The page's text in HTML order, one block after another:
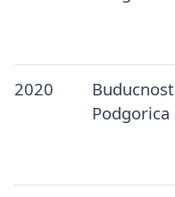
2020
Buducnost
Podgorica